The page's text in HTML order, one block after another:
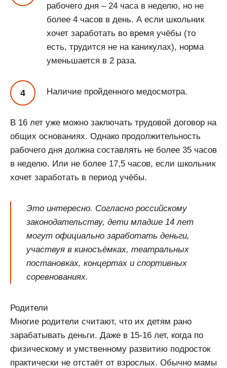
рабочего дня – 24 часа в неделю, но не
более 4 часов в день. А если школьник
хочет заработать во время учёбы (то
есть, трудится не на каникулах), норма
уменьшается в 2 раза.
Наличие пройденного медосмотра.
В 16 лет уже можно заключать трудовой договор на
общих основаниях. Однако продолжительность
рабочего дня должна составлять не более 35 часов
в неделю. Или не более 17,5 часов, если школьник
хочет заработать в период учёбы.
Это интересно. Согласно российскому
законодательству, дети младше 14 лет
могут официально заработать деньги,
участвуя в киносъёмках, театральных
постановках, концертах и спортивных
соревнованиях.
Родители
Многие родители считают, что их детям рано
зарабатывать деньги. Даже в 15-16 лет, когда по
физическому и умственному развитию подросток
практически не отстаёт от взрослых. Обычно мамы